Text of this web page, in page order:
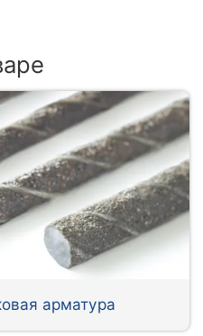
арматура